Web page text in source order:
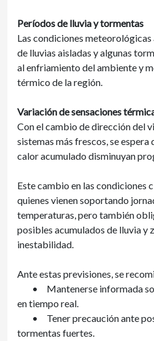
Períodos de lluvia y tormentas
Las condiciones
de lluvias aisladas y algunas
al enfriamiento del ambiente y
térmico de la región.
Variación de sensaciones
Con el cambio de dirección del
sistemas más frescos, se espera
calor acumulado disminuyan
Este cambio en las condiciones
quienes vienen soportando
temperaturas, pero también
posibles acumulados de lluvia y
inestabilidad.
Ante estas previsiones, se
•
Mantenerse informada
en tiempo real.
•
Tener precaución ante
tormentas fuertes.